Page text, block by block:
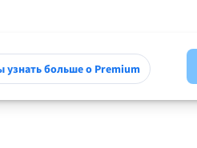
узнать больше о Premium